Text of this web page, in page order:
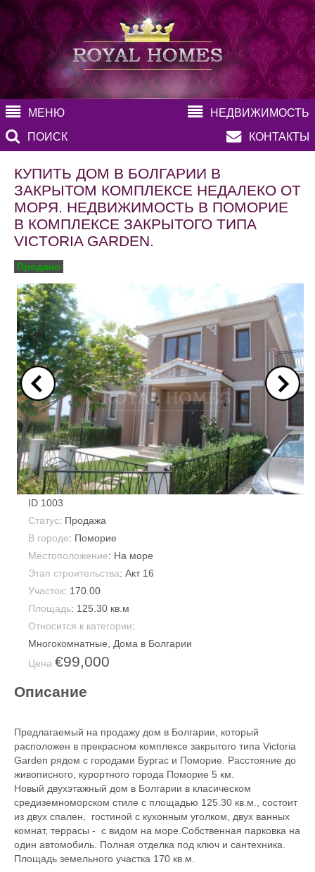
МЕНЮ
НЕДВИЖИМОСТЬ
ПОИСК
КОНТАКТЫ
КУПИТЬ ДОМ В БОЛГАРИИ В
ЗАКРЫТОМ КОМПЛЕКСЕ НЕДАЛЕКО ОТ
МОРЯ. НЕДВИЖИМОСТЬ В ПОМОРИЕ
В КОМПЛЕКСЕ ЗАКРЫТОГО ТИПА
VICTORIA GARDEN.
Продано
ID 1003
Статус: Продажа
В городе: Поморие
Местоположение: На море
Этап строительства: Акт 16
Участок: 170.00
Площадь: 125.30 кв.м
Относится к категории:
Многокомнатные, Дома в Болгарии
Цена €99,000
Описание
Предлагаемый на продажу дом в Болгарии, который
расположен в прекрасном комплексе закрытого типа Victoria
Garden рядом с городами Бургас и Поморие. Расстояние до
живописного, курортного города Поморие 5 км.
Новый двухэтажный дом в Болгарии в класическом
средиземноморском стиле с площадью 125.30 кв.м., состоит
из двух спален, гостиной с кухонным уголком, двух ванных
комнат, террасы - с видом на море.Собственная парковка на
один автомобиль. Полная отделка под ключ и сантехника.
Площадь земельного участка 170 кв.м.